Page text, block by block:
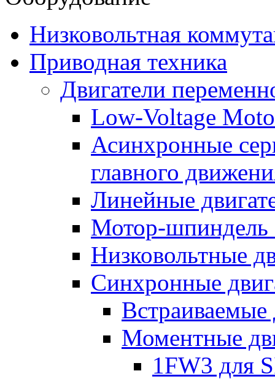
Низковольтная
Приводная техника
Двигатели
Low-Voltage
Асинхронные
главного
Линейные
Мотор-шпиндель
Низковольтные
Синхронные
Встраиваемые
Моментные
1FW3 для